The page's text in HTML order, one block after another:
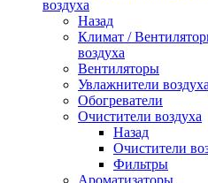
воздуха
Назад
Климат /
воздуха
Вентиляторы
Увлажнители воздуха
Обогреватели
Очистители воздуха
Назад
Очистители
Фильтры
Ароматизаторы